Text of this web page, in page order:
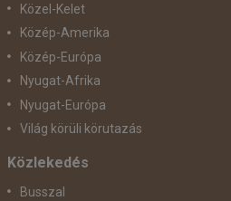
Közel-Kelet
Közép-Amerika
Közép-Európa
Nyugat-Afrika
Nyugat-Európa
Világ körüli körutazás
Közlekedés
Busszal